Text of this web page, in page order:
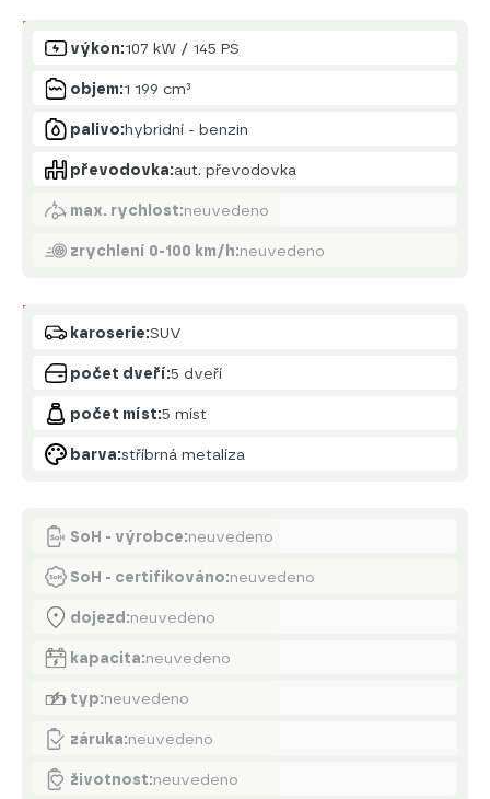
Motor
výkon:107 kW / 145 PS
objem:1 199 cm³
palivo:hybridní - benzin
převodovka:aut. převodovka
max. rychlost:neuvedeno
zrychlení 0-100 km/h:neuvedeno
Karoserie
karoserie:SUV
počet dveří:5 dveří
počet míst:5 míst
barva:stříbrná metalíza
SoH - výrobce:neuvedeno
SoH - certifikováno:neuvedeno
dojezd:neuvedeno
kapacita:neuvedeno
typ:neuvedeno
záruka:neuvedeno
životnost:neuvedeno